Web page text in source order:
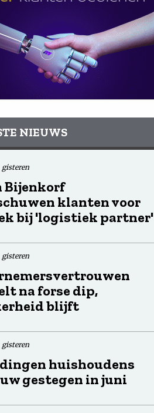
NIEUWS
gisteren
Bijenkorf
klanten voor
bij 'logistiek partner'
gisteren
na forse dip,
blijft
gisteren
huishoudens
gestegen in juni